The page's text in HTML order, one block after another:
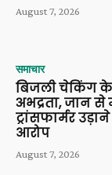
August 7, 2026
समाचार
बिजली चेकिंग
अभद्रता, जान से
ट्रांसफार्मर
आरोप
August 7, 2026